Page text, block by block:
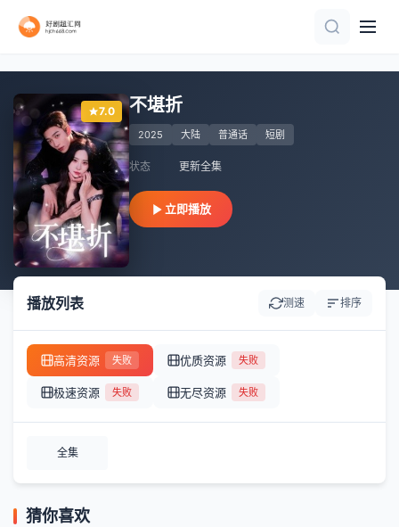
7.0 不堪折
2025 大陆 普通话 短剧
状态 更新全集
立即播放
播放列表 测速 排序
高清资源 失败 优质资源 失败
极速资源 失败 无尽资源 失败
全集
猜你喜欢
第85集完结
完结
全集
完结
已完结
全集完结
全71集
完结
全集完结
全集完结